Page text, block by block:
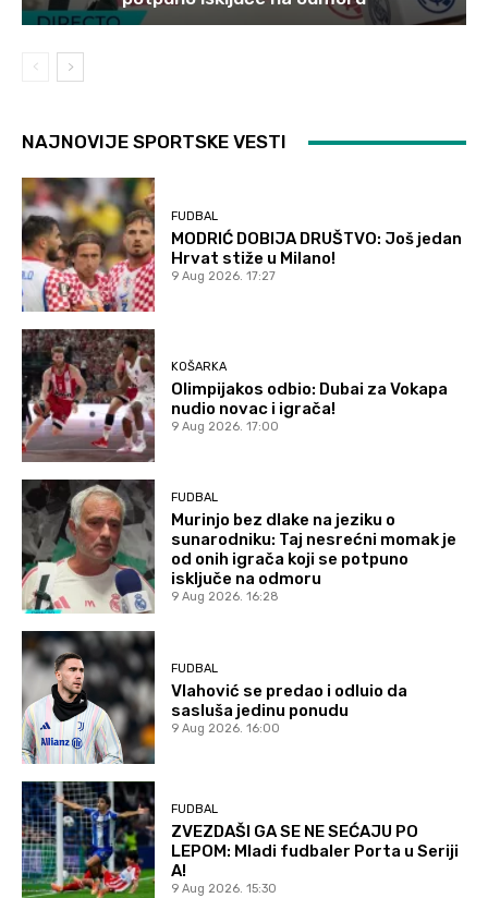
NAJNOVIJE SPORTSKE VESTI
FUDBAL
MODRIĆ DOBIJA DRUŠTVO: Još jedan
Hrvat stiže u Milano!
9 Aug 2026. 17:27
KOŠARKA
Olimpijakos odbio: Dubai za Vokapa
nudio novac i igrača!
9 Aug 2026. 17:00
FUDBAL
Murinjo bez dlake na jeziku o
sunarodniku: Taj nesrećni momak je
od onih igrača koji se potpuno
isključe na odmoru
9 Aug 2026. 16:28
FUDBAL
Vlahović se predao i odluio da
sasluša jedinu ponudu
9 Aug 2026. 16:00
FUDBAL
ZVEZDAŠI GA SE NE SEĆAJU PO
LEPOM: Mladi fudbaler Porta u Seriji
A!
9 Aug 2026. 15:30